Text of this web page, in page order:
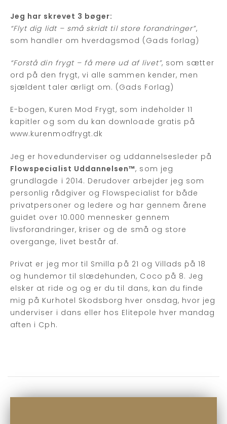
Jeg har skrevet 3 bøger:
“Flyt dig lidt – små skridt til store forandringer”,
som handler om hverdagsmod (Gads forlag)
“Forstå din frygt – få mere ud af livet”, som sætter
ord på den frygt, vi alle sammen kender, men
sjældent taler ærligt om. (Gads Forlag)
E-bogen, Kuren Mod Frygt, som indeholder 11
kapitler og som du kan downloade gratis på
www.kurenmodfrygt.dk
Jeg er hovedunderviser og uddannelsesleder på
Flowspecialist Uddannelsen™, som jeg
grundlagde i 2014. Derudover arbejder jeg som
personlig rådgiver og Flowspecialist for både
privatpersoner og ledere og har gennem årene
guidet over 10.000 mennesker gennem
livsforandringer, kriser og de små og store
overgange, livet består af.
Privat er jeg mor til Smilla på 21 og Villads på 18
og hundemor til slædehunden, Coco på 8. Jeg
elsker at ride og og er du til dans, kan du finde
mig på Kurhotel Skodsborg hver onsdag, hvor jeg
underviser i dans eller hos Elitepole hver mandag
aften i Cph.